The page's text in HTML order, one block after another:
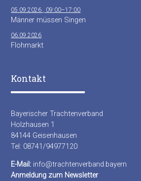
05.09.2026 , 09:00–17:00
Männer müssen Singen
06.09.2026
Flohmarkt
Kontakt
Bayerischer Trachtenverband
Holzhausen 1
84144 Geisenhausen
Tel: 08741/94977120
E-Mail: info@trachtenverband.bayern
Anmeldung zum Newsletter